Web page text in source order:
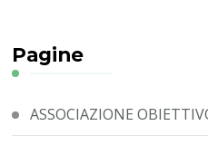
Pagine
ASSOCIAZIONE